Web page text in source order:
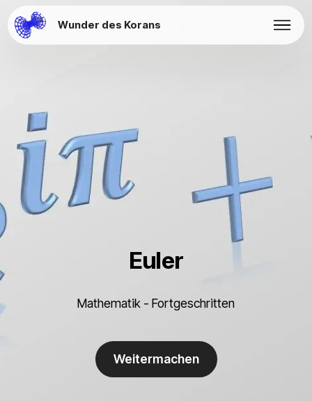
Wunder des Korans
Euler
Mathematik - Fortgeschritten
Weitermachen